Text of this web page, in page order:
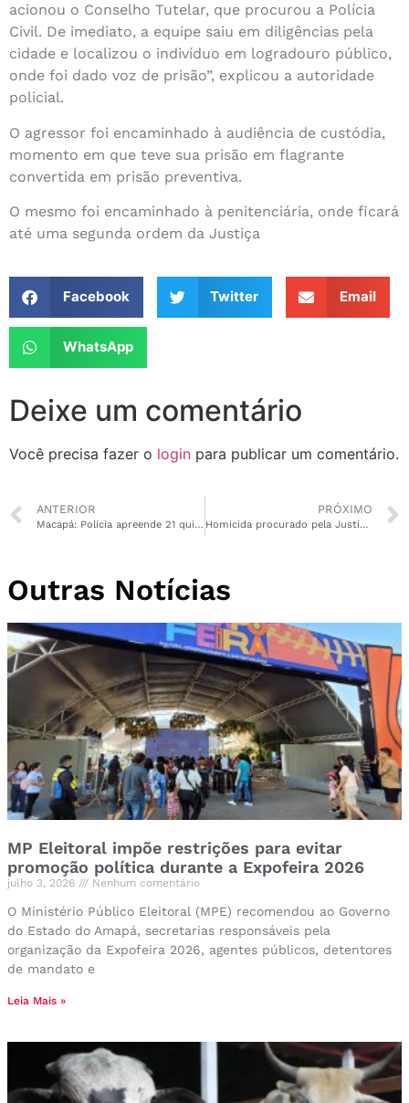
acionou o Conselho Tutelar, que procurou a Polícia
Civil. De imediato, a equipe saiu em diligências pela
cidade e localizou o indivíduo em logradouro público,
onde foi dado voz de prisão”, explicou a autoridade
policial.
O agressor foi encaminhado à audiência de custódia,
momento em que teve sua prisão em flagrante
convertida em prisão preventiva.
O mesmo foi encaminhado à penitenciária, onde ficará
até uma segunda ordem da Justiça
Facebook Twitter Email
WhatsApp
Deixe um comentário
Você precisa fazer o login para publicar um comentário.
ANTERIOR
Macapá: Polícia apreende 21 quilos de drogas e da prejuízo de R$ 400 mil ao crime organizado
PRÓXIMO
Homicida procurado pela Justiça maranhense é preso pela PC em Macapá
Outras Notícias
MP Eleitoral impõe restrições para evitar
promoção política durante a Expofeira 2026
julho 3, 2026 Nenhum comentário
O Ministério Público Eleitoral (MPE) recomendou ao Governo
do Estado do Amapá, secretarias responsáveis pela
organização da Expofeira 2026, agentes públicos, detentores
de mandato e
Leia Mais »